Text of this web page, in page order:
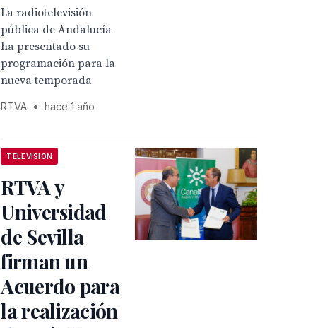
La radiotelevisión
pública de Andalucía
ha presentado su
programación para la
nueva temporada
RTVA • hace 1 año
TELEVISION
RTVA y
Universidad
de Sevilla
firman un
Acuerdo para
la realización